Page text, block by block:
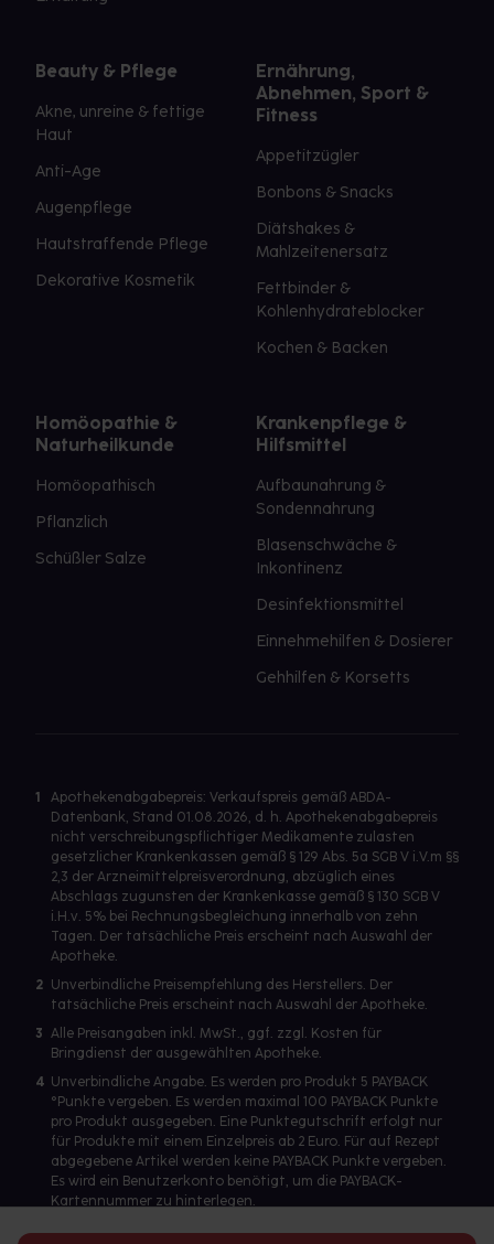
Beauty & Pflege
Akne, unreine & fettige
Haut
Anti-Age
Augenpflege
Hautstraffende Pflege
Dekorative Kosmetik
Ernährung,
Abnehmen, Sport &
Fitness
Appetitzügler
Bonbons & Snacks
Diätshakes &
Mahlzeitenersatz
Fettbinder &
Kohlenhydrateblocker
Kochen & Backen
Homöopathie &
Naturheilkunde
Homöopathisch
Pflanzlich
Schüßler Salze
Krankenpflege &
Hilfsmittel
Aufbaunahrung &
Sondennahrung
Blasenschwäche &
Inkontinenz
Desinfektionsmittel
Einnehmehilfen & Dosierer
Gehhilfen & Korsetts
1
Apothekenabgabepreis: Verkaufspreis gemäß ABDA-
Datenbank, Stand 01.08.2026, d. h. Apothekenabgabepreis
nicht verschreibungspflichtiger Medikamente zulasten
gesetzlicher Krankenkassen gemäß § 129 Abs. 5a SGB V i.V.m §§
2,3 der Arzneimittelpreisverordnung, abzüglich eines
Abschlags zugunsten der Krankenkasse gemäß § 130 SGB V
i.H.v. 5% bei Rechnungsbegleichung innerhalb von zehn
Tagen. Der tatsächliche Preis erscheint nach Auswahl der
Apotheke.
2 Unverbindliche Preisempfehlung des Herstellers. Der
tatsächliche Preis erscheint nach Auswahl der Apotheke.
3 Alle Preisangaben inkl. MwSt., ggf. zzgl. Kosten für
Bringdienst der ausgewählten Apotheke.
4 Unverbindliche Angabe. Es werden pro Produkt 5 PAYBACK
°Punkte vergeben. Es werden maximal 100 PAYBACK Punkte
pro Produkt ausgegeben. Eine Punktegutschrift erfolgt nur
für Produkte mit einem Einzelpreis ab 2 Euro. Für auf Rezept
abgegebene Artikel werden keine PAYBACK Punkte vergeben.
Es wird ein Benutzerkonto benötigt, um die PAYBACK-
Kartennummer zu hinterlegen.